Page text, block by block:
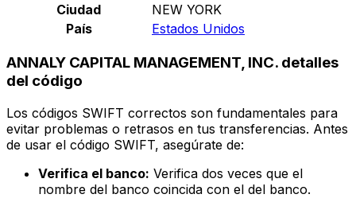
Ciudad
NEW YORK
País
Estados Unidos
ANNALY CAPITAL MANAGEMENT, INC. detalles
del código
Los códigos SWIFT correctos son fundamentales para
evitar problemas o retrasos en tus transferencias. Antes
de usar el código SWIFT, asegúrate de:
Verifica el banco: Verifica dos veces que el
nombre del banco coincida con el del banco.